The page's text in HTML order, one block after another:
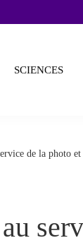
SCIENCES
de la photo